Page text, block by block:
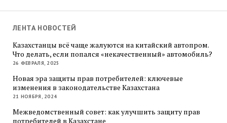
ЛЕНТА НОВОСТЕЙ
Казахстанцы всё чаще жалуются на китайский автопром.
Что делать, если попался «некачественный» автомобиль?
26 ФЕВРАЛЯ, 2025
Новая эра защиты прав потребителей: ключевые
изменения в законодательстве Казахстана
21 НОЯБРЯ, 2024
Межведомственный совет: как улучшить защиту прав
потребителей в Казахстане